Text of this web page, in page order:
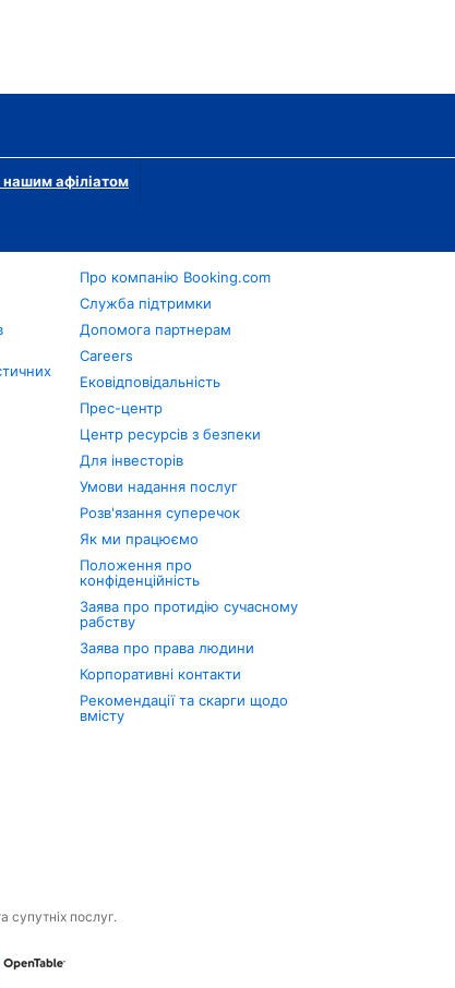
нашим афіліатом
Про компанію Booking.com
Служба підтримки
Допомога партнерам
Careers
Ековідповідальність
Прес-центр
Центр ресурсів з безпеки
Для інвесторів
Умови надання послуг
Розв'язання суперечок
Як ми працюємо
Положення про
конфіденційність
Заява про протидію сучасному
рабству
Заява про права людини
Корпоративні контакти
Рекомендації та скарги щодо
вмісту
супутніх послуг.